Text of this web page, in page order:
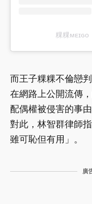
粿粿ᴍᴇɪɢᴏ
而王子粿粿不倫戀
在網路上公開流傳
配偶權被侵害的事
對此，林智群律師
雖可恥但有用」。
廣